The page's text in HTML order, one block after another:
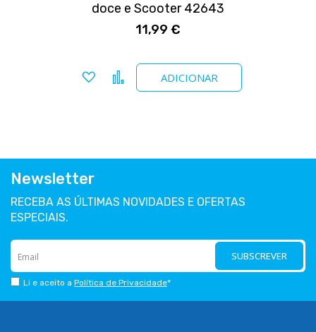
doce e Scooter 42643
11,99 €
ADICIONAR
Adicionar a favoritos
Comparar
Newsletter
RECEBA AS ÚLTIMAS NOVIDADES E OFERTAS
ESPECIAIS.
SUBSCREVER
Li e aceito a Política de Privacidade*